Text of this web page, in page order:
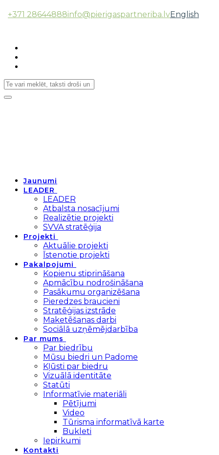
+371 28644888info@pierigaspartneriba.lvEnglish
Toggle
Jaunumi
LEADER
LEADER
Atbalsta nosacījumi
Realizētie projekti
SVVA stratēģija
Projekti
Aktuālie projekti
Īstenotie projekti
Pakalpojumi
Kopienu stiprināšana
Apmācību nodrošināšana
Pasākumu organizēšana
Pieredzes braucieni
Stratēģijas izstrāde
Maketēšanas darbi
Sociālā uzņēmējdarbība
Par mums
Par biedrību
Mūsu biedri un Padome
Kļūsti par biedru
Vizuālā identitāte
Statūti
Informatīvie materiāli
Pētījumi
Video
Tūrisma informatīvā karte
Bukleti
Iepirkumi
Kontakti